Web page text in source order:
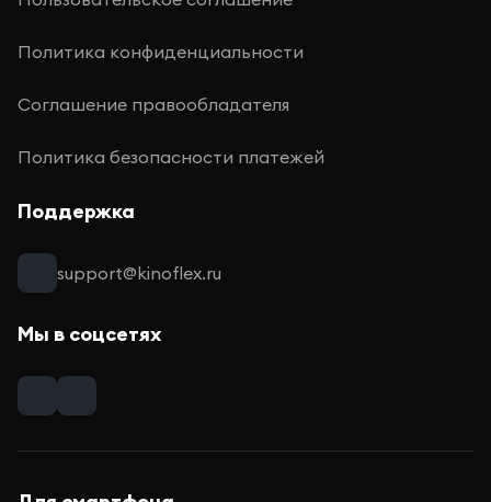
Политика конфиденциальности
Соглашение правообладателя
Политика безопасности платежей
Поддержка
support@kinoflex.ru
Мы в соцсетях